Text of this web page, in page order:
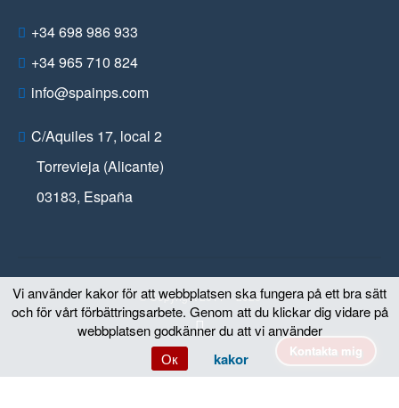
+34 698 986 933
+34 965 710 824
info@spainps.com
C/Aquiles 17, local 2
Torrevieja (Alicante)
03183, España
© Copyright 2011 – 2026
Vi använder kakor för att webbplatsen ska fungera på ett bra sätt
och för vårt förbättringsarbete. Genom att du klickar dig vidare på
webbplatsen godkänner du att vi använder
Ок
kakor Kontakta mig